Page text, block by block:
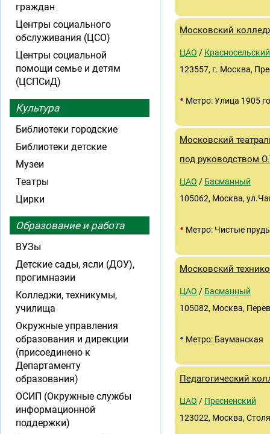
Московский
ЦАО / Красносельский
123557, г. Москва,
• Метро: Улица 1905
Московский
под руководством
ЦАО / Басманный
105062, Москва,
• Метро: Чистые
Московский
ЦАО / Басманный
105082, Москва,
• Метро: Бауманская
Педагогический
ЦАО / Пресненский
123022, Москва,
граждан
Центры социального
обслуживания (ЦСО)
Центры социальной
помощи семье и детям
(ЦСПСиД)
Культура
Библиотеки городские
Библиотеки детские
Музеи
Театры
Цирки
Образование и работа
ВУЗы
Детские сады, ясли (ДОУ),
прогимназии
Колледжи, техникумы,
училища
Окружные управления
образования и дирекции
(присоединено к
Департаменту
образования)
ОСИП (Окружные службы
информационной
поддержки)